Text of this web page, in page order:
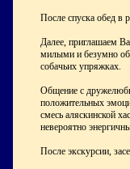
После спуска обед в
Далее, приглашаем
милыми и безумно
собачьих упряжках.
Общение с
положительных
смесь аляскинской
невероятно
После экскурсии,